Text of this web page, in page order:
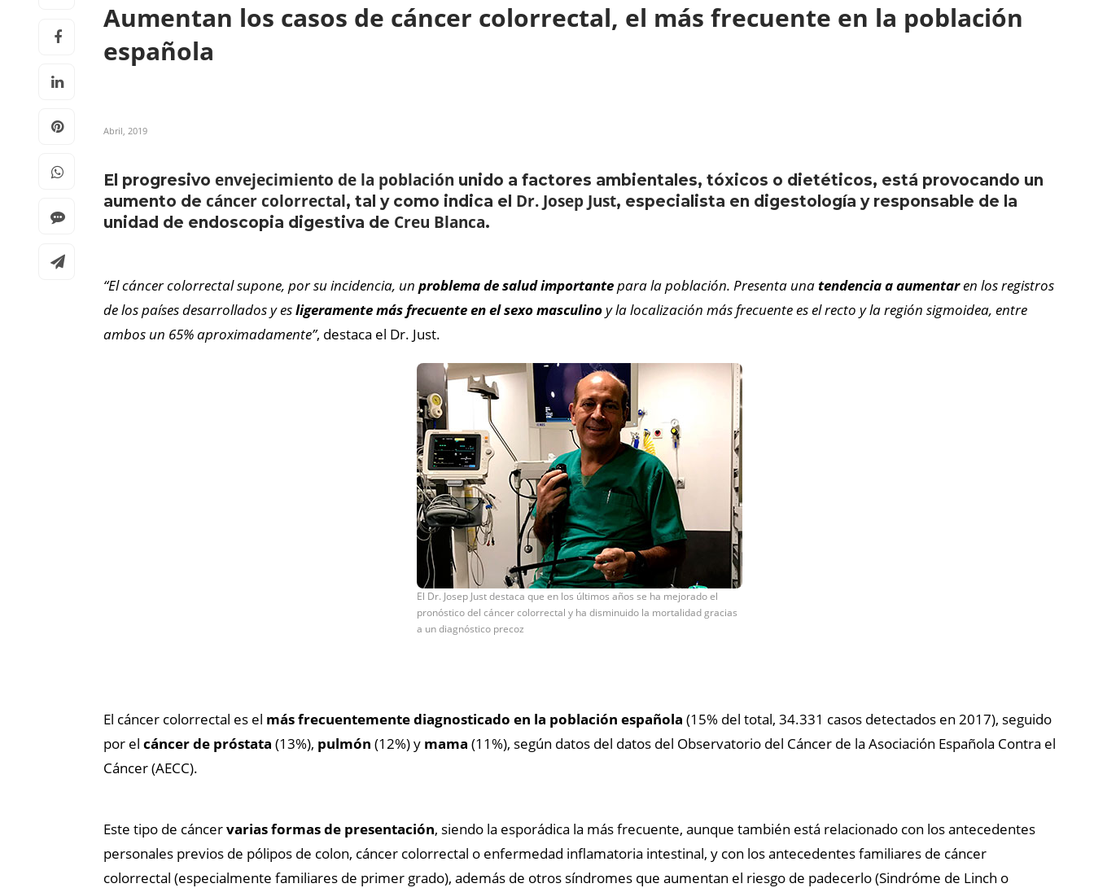
Aumentan los casos de cáncer colorrectal, el más frecuente en la población
española
Abril, 2019
El progresivo envejecimiento de la población unido a factores ambientales, tóxicos o dietéticos, está provocando un
aumento de cáncer colorrectal, tal y como indica el Dr. Josep Just, especialista en digestología y responsable de la
unidad de endoscopia digestiva de Creu Blanca.
“El cáncer colorrectal supone, por su incidencia, un problema de salud importantepara la población. Presenta unatendencia a aumentaren los registros
de los países desarrollados y esligeramente más frecuente en el sexo masculinoy la localización más frecuente es el recto y la región sigmoidea, entre
ambos un 65% aproximadamente”, destaca el Dr. Just.
El Dr. Josep Just destaca que en los últimos años se ha mejorado el
pronóstico del cáncer colorrectal y ha disminuido la mortalidad gracias
a un diagnóstico precoz
El cáncer colorrectal es el más frecuentemente diagnosticado en la población española (15% del total, 34.331 casos detectados en 2017), seguido
por el cáncer de próstata (13%), pulmón (12%) y mama (11%), según datos del datos del Observatorio del Cáncer de la Asociación Española Contra el
Cáncer (AECC).
Este tipo de cáncervarias formas de presentación, siendo la esporádica la más frecuente, aunque también está relacionado con los antecedentes
personales previos de pólipos de colon, cáncer colorrectal o enfermedad inflamatoria intestinal, y con los antecedentes familiares de cáncer
colorrectal (especialmente familiares de primer grado), además de otros síndromes que aumentan el riesgo de padecerlo (Sindróme de Linch o